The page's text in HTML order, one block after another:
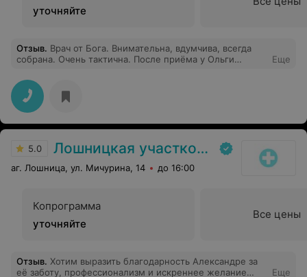
уточняйте
Отзыв. Врач от Бога. Внимательна, вдумчива, всегда
собрана. Очень тактична. После приёма у Ольги
выздоравливающей.
Еще
5.0 Лошницкая участковая больница
аг. Лошница, ул. Мичурина, 14 до 16:00
Копрограмма
уточняйте
Все цены
Отзыв. Хотим выразить благодарность Александре за
её заботу, профессионализм и искреннее желание
Еще